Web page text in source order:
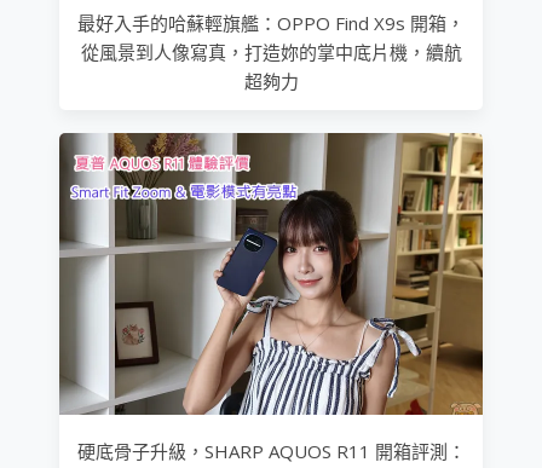
最好入手的哈蘇輕旗艦：OPPO Find X9s 開箱，
從風景到人像寫真，打造妳的掌中底片機，續航
超夠力
硬底骨子升級，SHARP AQUOS R11 開箱評測：